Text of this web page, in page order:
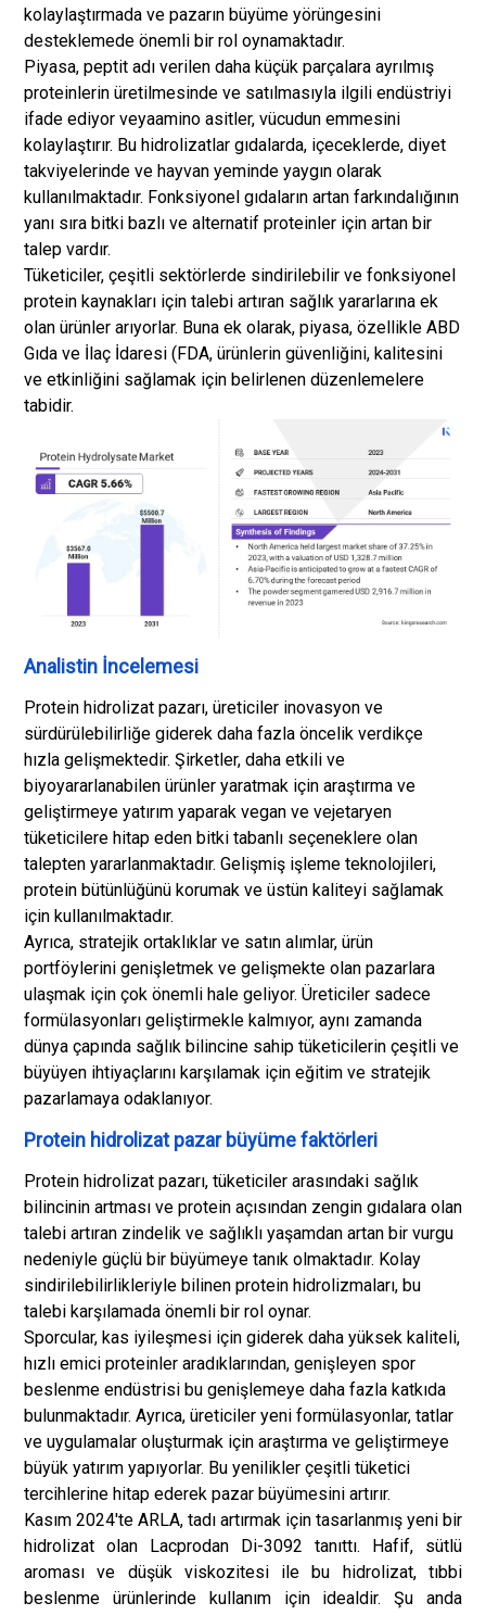
kolaylaştırmada ve pazarın büyüme yörüngesini
desteklemede önemli bir rol oynamaktadır.
Piyasa, peptit adı verilen daha küçük parçalara ayrılmış
proteinlerin üretilmesinde ve satılmasıyla ilgili endüstriyi
ifade ediyor veyaamino asitler, vücudun emmesini
kolaylaştırır. Bu hidrolizatlar gıdalarda, içeceklerde, diyet
takviyelerinde ve hayvan yeminde yaygın olarak
kullanılmaktadır. Fonksiyonel gıdaların artan farkındalığının
yanı sıra bitki bazlı ve alternatif proteinler için artan bir
talep vardır.
Tüketiciler, çeşitli sektörlerde sindirilebilir ve fonksiyonel
protein kaynakları için talebi artıran sağlık yararlarına ek
olan ürünler arıyorlar. Buna ek olarak, piyasa, özellikle ABD
Gıda ve İlaç İdaresi (FDA, ürünlerin güvenliğini, kalitesini
ve etkinliğini sağlamak için belirlenen düzenlemelere
tabidir.
Analistin İncelemesi
Protein hidrolizat pazarı, üreticiler inovasyon ve
sürdürülebilirliğe giderek daha fazla öncelik verdikçe
hızla gelişmektedir. Şirketler, daha etkili ve
biyoyararlanabilen ürünler yaratmak için araştırma ve
geliştirmeye yatırım yaparak vegan ve vejetaryen
tüketicilere hitap eden bitki tabanlı seçeneklere olan
talepten yararlanmaktadır. Gelişmiş işleme teknolojileri,
protein bütünlüğünü korumak ve üstün kaliteyi sağlamak
için kullanılmaktadır.
Ayrıca, stratejik ortaklıklar ve satın alımlar, ürün
portföylerini genişletmek ve gelişmekte olan pazarlara
ulaşmak için çok önemli hale geliyor. Üreticiler sadece
formülasyonları geliştirmekle kalmıyor, aynı zamanda
dünya çapında sağlık bilincine sahip tüketicilerin çeşitli ve
büyüyen ihtiyaçlarını karşılamak için eğitim ve stratejik
pazarlamaya odaklanıyor.
Protein hidrolizat pazar büyüme faktörleri
Protein hidrolizat pazarı, tüketiciler arasındaki sağlık
bilincinin artması ve protein açısından zengin gıdalara olan
talebi artıran zindelik ve sağlıklı yaşamdan artan bir vurgu
nedeniyle güçlü bir büyümeye tanık olmaktadır. Kolay
sindirilebilirlikleriyle bilinen protein hidrolizmaları, bu
talebi karşılamada önemli bir rol oynar.
Sporcular, kas iyileşmesi için giderek daha yüksek kaliteli,
hızlı emici proteinler aradıklarından, genişleyen spor
beslenme endüstrisi bu genişlemeye daha fazla katkıda
bulunmaktadır. Ayrıca, üreticiler yeni formülasyonlar, tatlar
ve uygulamalar oluşturmak için araştırma ve geliştirmeye
büyük yatırım yapıyorlar. Bu yenilikler çeşitli tüketici
tercihlerine hitap ederek pazar büyümesini artırır.
Kasım 2024'te ARLA, tadı artırmak için tasarlanmış yeni bir
hidrolizat olan Lacprodan Di-3092 tanıttı. Hafif, sütlü
aroması ve düşük viskozitesi ile bu hidrolizat, tıbbi
beslenme ürünlerinde kullanım için idealdir. Şu anda